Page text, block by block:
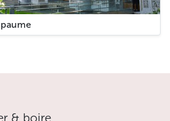
& boire